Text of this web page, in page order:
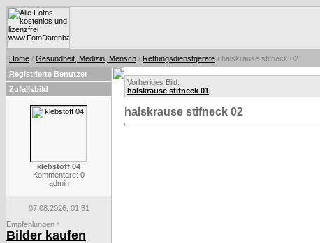
Home / Gesundheit, Medizin, Mensch / Rettungsdienstgeräte / halskrause stifneck 02
Registrierte Benutzer
Zufallsbild
klebstoff 04
Kommentare: 0
admin
07.08.2026, 01:31
Empfehlungen *
Bilder kaufen
Vorheriges Bild:
halskrause stifneck 01
halskrause stifneck 02